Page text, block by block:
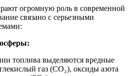
огромную роль в современной
связано с серьезными
топлива выделяются вредные
газ (CO₂), оксиды азота